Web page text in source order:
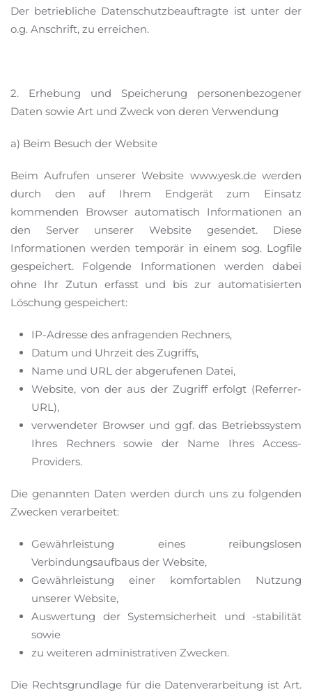
Der betriebliche Datenschutzbeauftragte ist unter der
o.g. Anschrift, zu erreichen.
2. Erhebung und Speicherung personenbezogener
Daten sowie Art und Zweck von deren Verwendung
a) Beim Besuch der Website
Beim Aufrufen unserer Website www.yesk.de werden
durch den auf Ihrem Endgerät zum Einsatz
kommenden Browser automatisch Informationen an
den Server unserer Website gesendet. Diese
Informationen werden temporär in einem sog. Logfile
gespeichert. Folgende Informationen werden dabei
ohne Ihr Zutun erfasst und bis zur automatisierten
Löschung gespeichert:
IP-Adresse des anfragenden Rechners,
Datum und Uhrzeit des Zugriffs,
Name und URL der abgerufenen Datei,
Website, von der aus der Zugriff erfolgt (Referrer-
URL),
verwendeter Browser und ggf. das Betriebssystem
Ihres Rechners sowie der Name Ihres Access-
Providers.
Die genannten Daten werden durch uns zu folgenden
Zwecken verarbeitet:
Gewährleistung eines reibungslosen
Verbindungsaufbaus der Website,
Gewährleistung einer komfortablen Nutzung
unserer Website,
Auswertung der Systemsicherheit und -stabilität
sowie
zu weiteren administrativen Zwecken.
Die Rechtsgrundlage für die Datenverarbeitung ist Art.